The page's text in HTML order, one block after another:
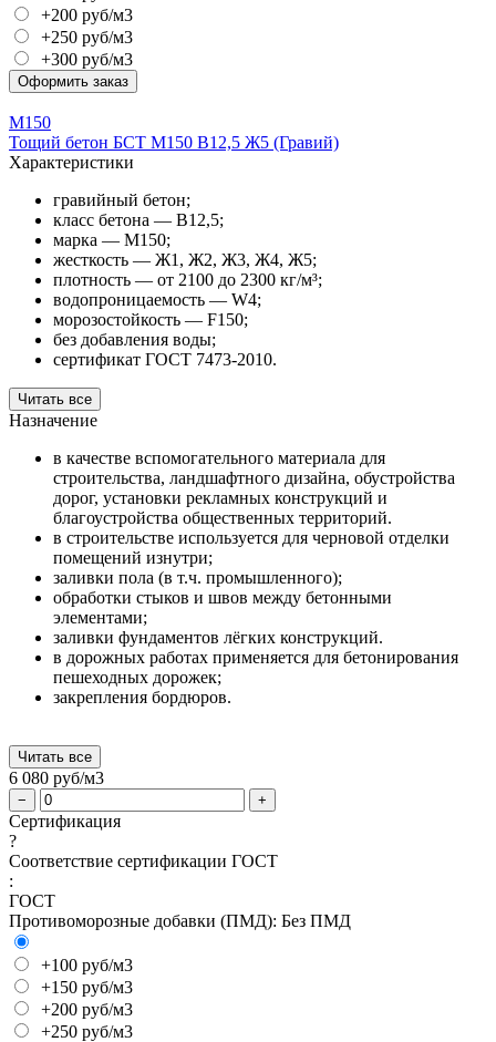
+200 руб/м3
+250 руб/м3
+300 руб/м3
Оформить заказ
М150
Тощий бетон БСТ М150 В12,5 Ж5 (Гравий)
Характеристики
гравийный бетон;
класс бетона — В12,5;
марка — М150;
жесткость — Ж1, Ж2, Ж3, Ж4, Ж5;
плотность — от 2100 до 2300 кг/м³;
водопроницаемость — W4;
морозостойкость — F150;
без добавления воды;
сертификат ГОСТ 7473-2010.
Читать все
Назначение
в качестве вспомогательного материала для
строительства, ландшафтного дизайна, обустройства
дорог, установки рекламных конструкций и
благоустройства общественных территорий.
в строительстве используется для черновой отделки
помещений изнутри;
заливки пола (в т.ч. промышленного);
обработки стыков и швов между бетонными
элементами;
заливки фундаментов лёгких конструкций.
в дорожных работах применяется для бетонирования
пешеходных дорожек;
закрепления бордюров.
Читать все
6 080 руб/м3
− +
Сертификация
?
Соответствие сертификации ГОСТ
:
ГОСТ
Противоморозные добавки (ПМД): Без ПМД
+100 руб/м3
+150 руб/м3
+200 руб/м3
+250 руб/м3